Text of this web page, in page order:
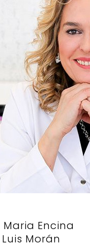
Encina
Morán